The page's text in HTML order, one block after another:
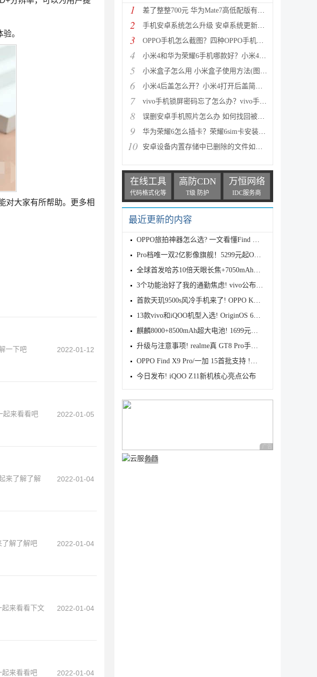
。
对大家有所帮助。更多相
一下吧 2022-01-12
起来看看吧 2022-01-05
来了解了解
2022-01-04
解了解吧 2022-01-04
来看看下文
2022-01-04
来看看吧 2022-01-04
1 差了整整700元 华为Mate7高低配版有什么区别?
2 手机安卓系统怎么升级 安卓系统更新升级的三种方法介
3 OPPO手机怎么截图？四种OPPO手机截屏方法介绍
4 小米4和华为荣耀6手机哪款好？小米4与荣耀6全方面区别
5 小米盒子怎么用 小米盒子使用方法(图文详解)
6 小米4后盖怎么开？小米4打开后盖简单方法
7 vivo手机锁屏密码忘了怎么办？vivo手机强制解锁的三种
8 误删安卓手机照片怎么办 如何找回被删的图片
9 华为荣耀6怎么插卡？荣耀6sim卡安装方法步骤图文详解
10 安卓设备内置存储中已删除的文件如何恢复
在线工具
代码格式化等
高防CDN
T级 防护
万恒网络
IDC服务商
最近更新的内容
OPPO旅拍神器怎么选? 一文看懂Find X9s Pro和Find X9
Pro档唯一双2亿影像旗舰！5299元起OPPO Find X9s Pro
全球首发哈苏10倍天眼长焦+7050mAh电池! 7499元起OPPO
3个功能治好了我的通勤焦虑! vivo公布OriginOS 6四月
首款天玑9500s风冷手机来了! OPPO K15 Pro系列正式发
13款vivo和iQOO机型入选! OriginOS 6新一轮公测开启招
麒麟8000+8500mAh超大电池! 1699元起华为畅享90 Pro M
升级与注意事项! realme真 GT8 Pro手机适配Android 17
OPPO Find X9 Pro/一加 15首批支持 !基于Android 17 B
今日发布! iQOO Z11新机核心亮点公布
广告 商业广告，理性
广告 商业广告，理性选择